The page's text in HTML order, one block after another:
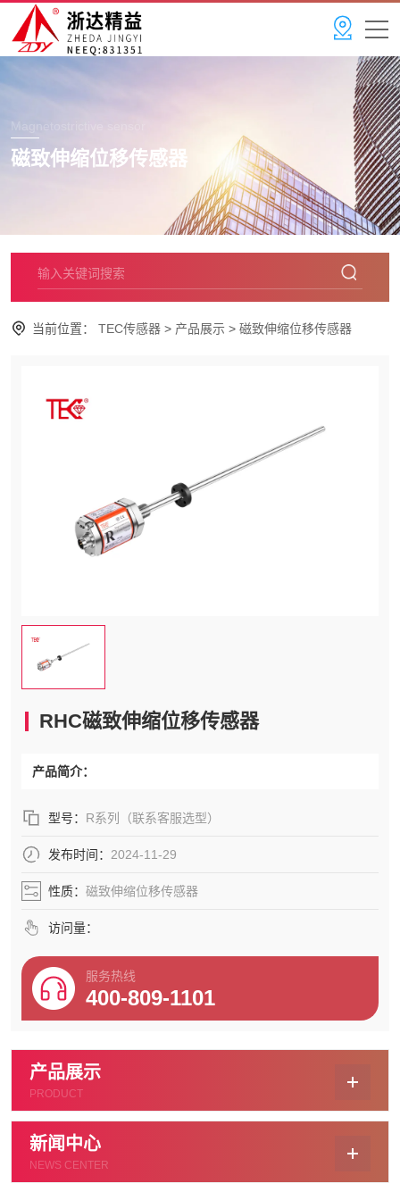
Magnetostrictive sensor
磁致伸缩位移传感器
当前位置： TEC传感器 > 产品展示 > 磁致伸缩位移传感器
RHC磁致伸缩位移传感器
产品简介：
型号： R系列（联系客服选型）
发布时间： 2024-11-29
性质： 磁致伸缩位移传感器
访问量：
服务热线
400-809-1101
产品展示
PRODUCT
新闻中心
NEWS CENTER